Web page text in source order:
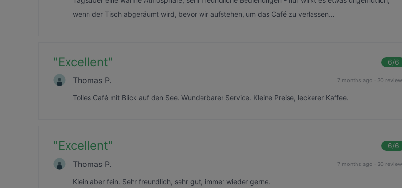
wenn der Tisch abgeräumt wird, bevor wir aufstehen, um das Café zu verlassen…
"Excellent" 6/6
Thomas P. 7 months ago · 30
Tolles Café mit Blick auf den See. Wunderbarer Service. Kleine Preise, leckerer Kaffee.
"Excellent" 6/6
Thomas P. 7 months ago · 30
Klein aber fein. Sehr freundlich, sehr gut, immer wieder gerne.